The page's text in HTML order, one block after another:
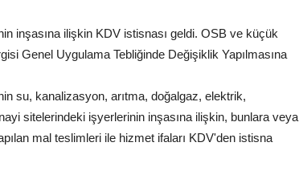
inşasına ilişkin KDV istisnası geldi. OSB ve küçük
Genel Uygulama Tebliğinde Değişiklik Yapılmasına
su, kanalizasyon, arıtma, doğalgaz, elektrik,
sitelerindeki işyerlerinin inşasına ilişkin, bunlara veya
mal teslimleri ile hizmet ifaları KDV'den istisna